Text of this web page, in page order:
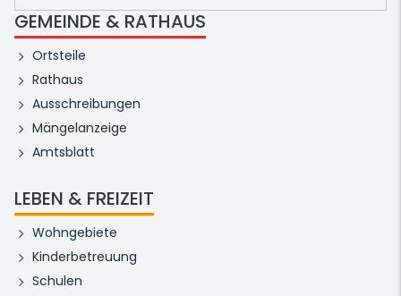
GEMEINDE & RATHAUS
Ortsteile
Rathaus
Ausschreibungen
Mängelanzeige
Amtsblatt
LEBEN & FREIZEIT
Wohngebiete
Kinderbetreuung
Schulen